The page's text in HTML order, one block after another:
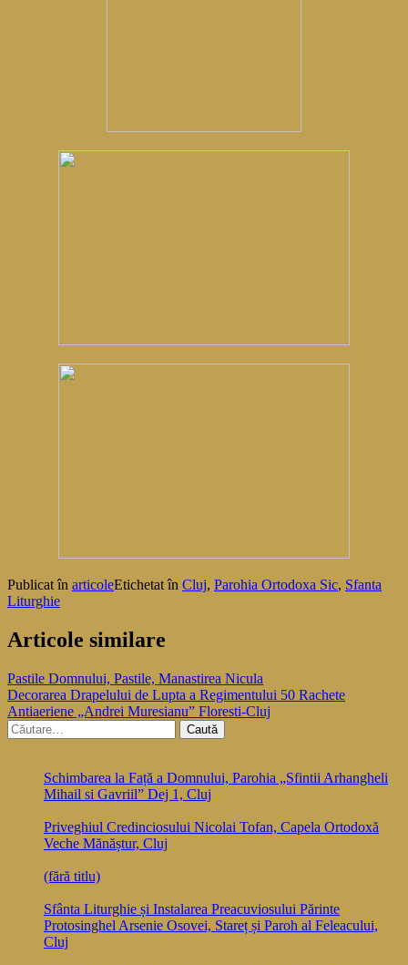
Publicat în articoleEtichetat în Cluj, Parohia Ortodoxa Sic, Sfanta
Liturghie
Articole similare
Navigare
în
articole
Pastile Domnului, Pastile, Manastirea Nicula
Decorarea Drapelului de Lupta a Regimentului 50 Rachete
Antiaeriene „Andrei Muresianu” Floresti-Cluj
Caută
după:
Schimbarea la Față a Domnului, Parohia „Sfintii Arhangheli
Mihail si Gavriil” Dej 1, Cluj
Priveghiul Credinciosului Nicolai Tofan, Capela Ortodoxă
Veche Mănăștur, Cluj
(fără titlu)
Sfânta Liturghie și Instalarea Preacuviosului Părinte
Protosinghel Arsenie Osovei, Stareț și Paroh al Feleacului,
Cluj